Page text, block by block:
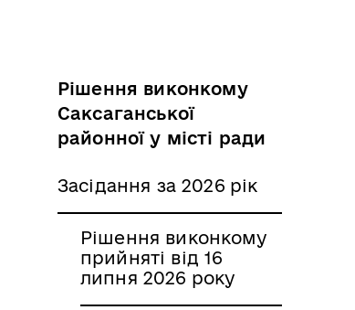
Рішення виконкому
Саксаганської
районної у місті ради
Засідання за 2026 рік
Рішення виконкому
прийняті від 16
липня 2026 року